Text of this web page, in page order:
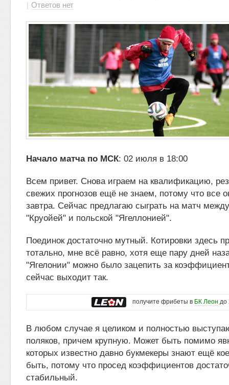
| Ответов нет
Начало матча по МСК: 02 июля в 18:00
Всем привет. Снова играем на квалификацию,
свежих прогнозов ещё не знаем, потому что все
завтра. Сейчас предлагаю сыграть на матч
"Круойей" и польской "Ягеллонией".
Поединок достаточно мутный. Котировки здесь
тотально, мне всё равно, хотя еще пару дней
"Ягелонии" можно было зацепить за
сейчас выходит так.
получите фрибеты в БК Леон до
В любом случае я целиком и полностью
поляков, причем крупную. Может быть помимо
которых известно давно букмекеры знают ещё
быть, потому что просед коэффициентов
стабильный.